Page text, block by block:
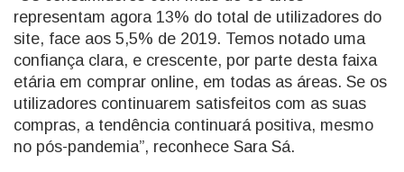
representam agora 13% do total de utilizadores do
site, face aos 5,5% de 2019. Temos notado uma
confiança clara, e crescente, por parte desta faixa
etária em comprar online, em todas as áreas. Se os
utilizadores continuarem satisfeitos com as suas
compras, a tendência continuará positiva, mesmo
no pós-pandemia”, reconhece Sara Sá.